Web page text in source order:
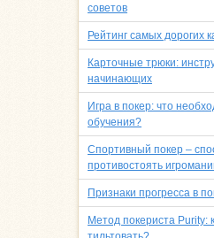
советов
Рейтинг самых дорогих
Карточные трюки:
начинающих
Игра в покер: что
обучения?
Спортивный покер –
противостоять
Признаки прогресса в
Метод покериста Purity: